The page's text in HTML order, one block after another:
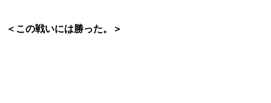
＜この戦いには勝った。＞